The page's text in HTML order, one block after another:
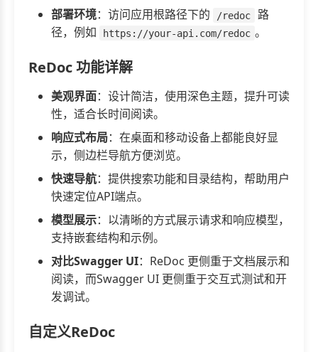
部署环境：访问应用根路径下的 /redoc
路
径，例如
https://your-api.com/redoc 。
ReDoc 功能详解
美观界面：设计简洁，使用深色主题，提升可读
性，适合长时间阅读。
响应式布局：在桌面和移动设备上都能良好显
示，侧边栏导航方便浏览。
快速导航：提供搜索功能和目录结构，帮助用户
快速定位API端点。
模型展示：以清晰的方式展示请求和响应模型，
支持嵌套结构和示例。
对比Swagger UI：ReDoc 更侧重于文档展示和
阅读，而Swagger UI 更侧重于交互式测试和开
发调试。
自定义ReDoc